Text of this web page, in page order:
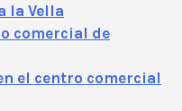
la Vella
comercial de
el centro comercial